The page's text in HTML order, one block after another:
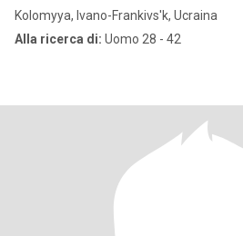
Kolomyya, Ivano-Frankivs'k, Ucraina
Alla ricerca di: Uomo 28 - 42